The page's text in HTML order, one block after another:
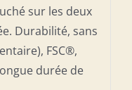
sur les deux
Durabilité, sans
FSC®,
durée de